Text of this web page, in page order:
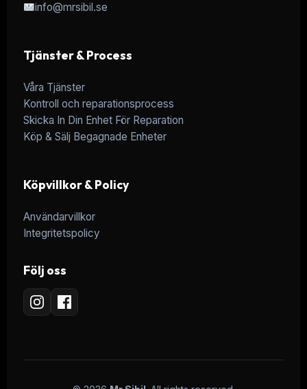
info@mrsibil.se
Tjänster & Process
Våra Tjänster
Kontroll och reparationsprocess
Skicka In Din Enhet För Reparation
Köp & Sälj Begagnade Enheter
Köpvillkor & Policy
Användarvillkor
Integritetspolicy
Följ oss